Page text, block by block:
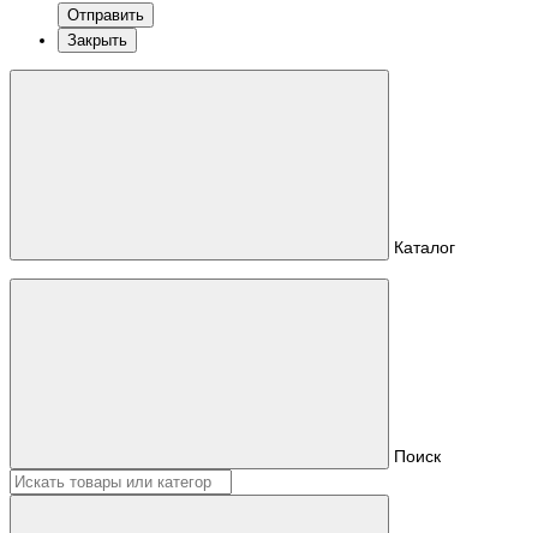
Отправить
Закрыть
Каталог
Поиск